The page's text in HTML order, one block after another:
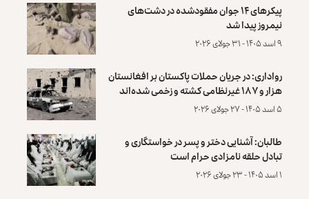
پیکرهای ۱۴ جوان مفقودشده در دشت‌های
نیمروز پیدا شد
۹ اسد ۱۴۰۵ - ۳۱ جولای ۲۰۲۶
رواداری: در جریان حملات پاکستان بر افغانستان
هزار و ۱۸۷ غیرنظامی کشته و زخمی شده‌اند
۵ اسد ۱۴۰۵ - ۲۷ جولای ۲۰۲۶
طالبان: آشنایی دختر و پسر در خواستگاری و
تبادل حلقه نامزادی حرام است
۱ اسد ۱۴۰۵ - ۲۳ جولای ۲۰۲۶